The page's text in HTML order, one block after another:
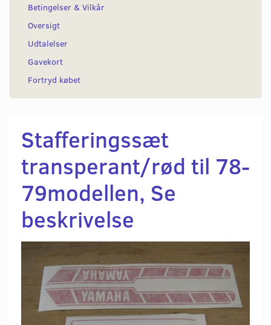
Betingelser & Vilkår
Oversigt
Udtalelser
Gavekort
Fortryd købet
Stafferingssæt
transperant/rød til 78-
79modellen, Se
beskrivelse